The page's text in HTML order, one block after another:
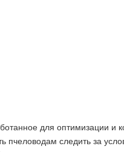
для оптимизации и
пчеловодам следить за